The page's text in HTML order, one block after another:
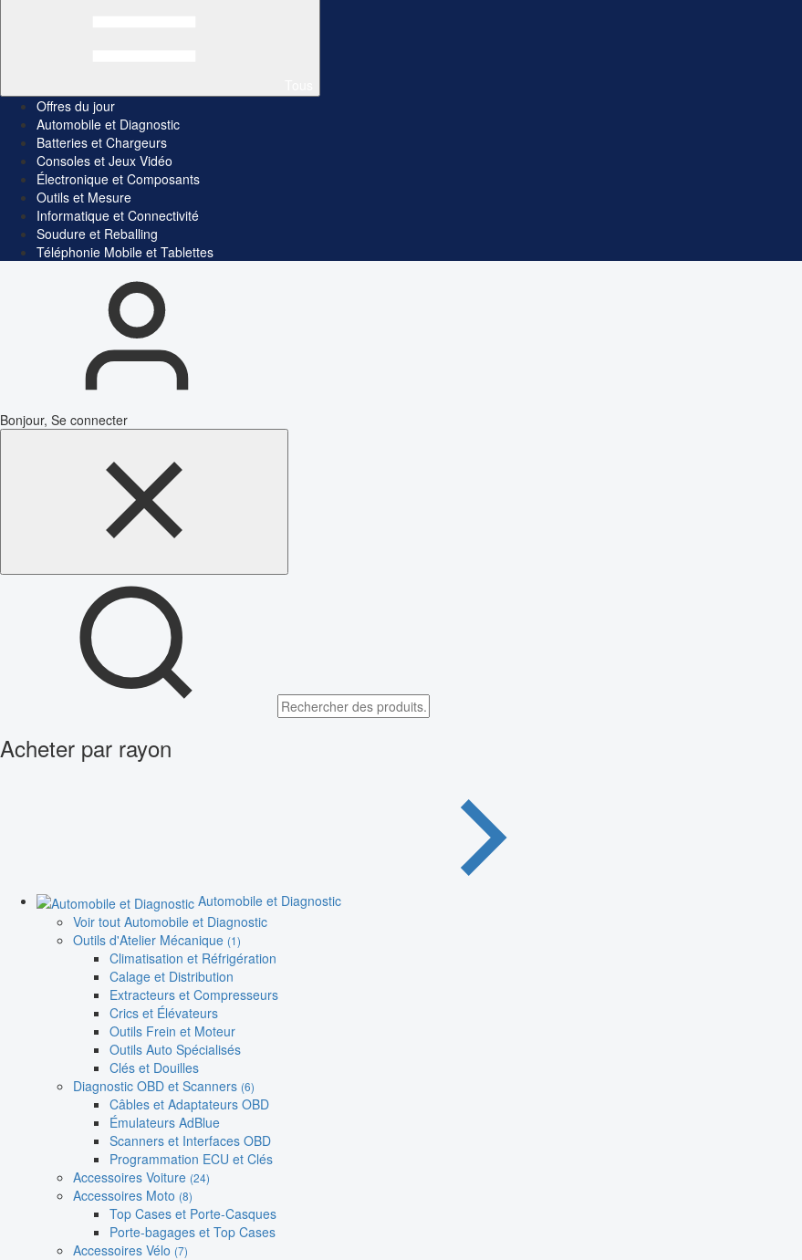
Offres du jour
Automobile et Diagnostic
Batteries et Chargeurs
Consoles et Jeux Vidéo
Électronique et Composants
Outils et Mesure
Informatique et Connectivité
Soudure et Reballing
Téléphonie Mobile et Tablettes
Bonjour, Se connecter
Acheter par rayon
Automobile et Diagnostic
Voir tout Automobile et Diagnostic
Outils d'Atelier Mécanique (1)
Climatisation et Réfrigération
Calage et Distribution
Extracteurs et Compresseurs
Crics et Élévateurs
Outils Frein et Moteur
Outils Auto Spécialisés
Clés et Douilles
Diagnostic OBD et Scanners (6)
Câbles et Adaptateurs OBD
Émulateurs AdBlue
Scanners et Interfaces OBD
Programmation ECU et Clés
Accessoires Voiture (24)
Accessoires Moto (8)
Top Cases et Porte-Casques
Porte-bagages et Top Cases
Accessoires Vélo (7)